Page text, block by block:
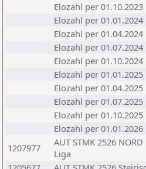
Elozahl per 01.10.2023
Elozahl per 01.01.2024
Elozahl per 01.04.2024
Elozahl per 01.07.2024
Elozahl per 01.10.2024
Elozahl per 01.01.2025
Elozahl per 01.04.2025
Elozahl per 01.07.2025
Elozahl per 01.10.2025
Elozahl per 01.01.2026
1207977
AUT STMK 2526
Liga